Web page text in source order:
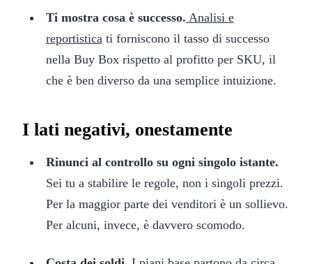
Ti mostra cosa è successo. Analisi e
reportistica ti forniscono il tasso di successo
nella Buy Box rispetto al profitto per SKU, il
che è ben diverso da una semplice intuizione.
I lati negativi, onestamente
Rinunci al controllo su ogni singolo istante.
Sei tu a stabilire le regole, non i singoli prezzi.
Per la maggior parte dei venditori è un sollievo.
Per alcuni, invece, è davvero scomodo.